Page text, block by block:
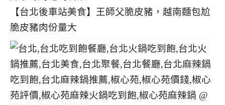
【台北後車站美食】王師父脆皮豬，越南麵包尬
脆皮豬肉份量大